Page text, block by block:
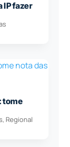
IP fazer
tome
, Regional